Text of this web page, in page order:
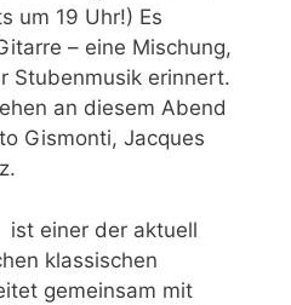
um 19 Uhr!) Es
– eine Mischung,
Stubenmusik erinnert.
an diesem Abend
Gismonti, Jacques
ist einer der aktuell
klassischen
gemeinsam mit